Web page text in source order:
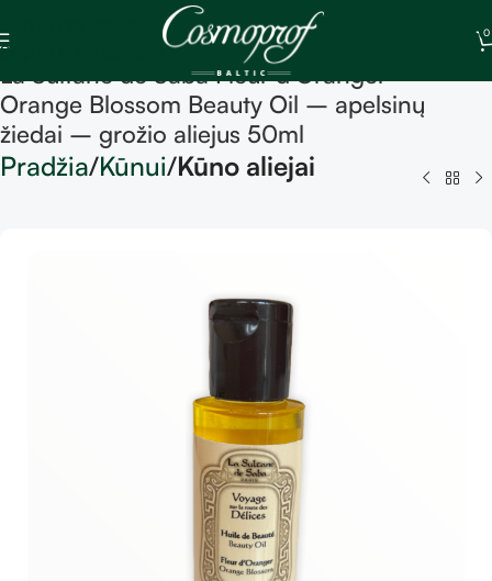
Skip to main content
0
La Sultane de Saba Fleur d’Oranger –
Orange Blossom Beauty Oil – apelsinų
žiedai – grožio aliejus 50ml
Pradžia Kūnui Kūno aliejai